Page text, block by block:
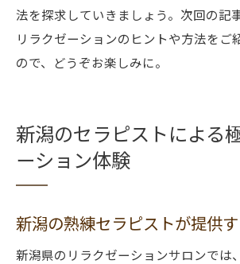
法を探求していきましょう。次回の記
リラクゼーションのヒントや方法をご
ので、どうぞお楽しみに。
新潟のセラピストによる
ーション体験
新潟の熟練セラピストが提供
新潟県のリラクゼーションサロンでは